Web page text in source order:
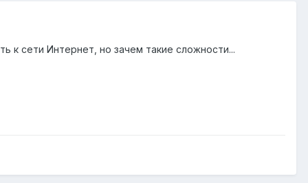
к сети Интернет, но зачем такие сложности...